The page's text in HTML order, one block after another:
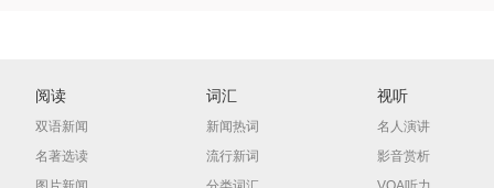
阅读
双语新闻
名著选读
词汇
新闻热词
流行新词
视听
名人演讲
影音赏析